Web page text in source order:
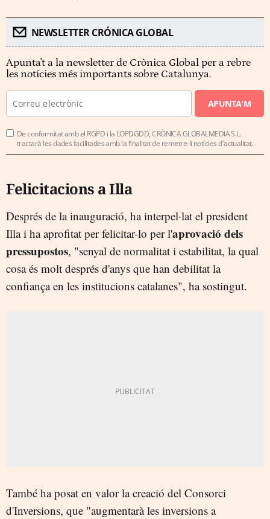
NEWSLETTER CRÓNICA GLOBAL
Apunta't a la newsletter de Crònica Global per a rebre
les notícies més importants sobre Catalunya.
APUNTA'M
De conformitat amb el RGPD i la LOPDGDD, CRÒNICA GLOBALMEDIA S.L.
tractarà les dades facilitades amb la finalitat de remetre-li notícies d'actualitat.
Felicitacions a Illa
Després de la inauguració, ha interpel·lat el president
Illa i ha aprofitat per felicitar-lo per l'aprovació dels
pressupostos, "senyal de normalitat i estabilitat, la qual
cosa és molt després d'anys que han debilitat la
confiança en les institucions catalanes", ha sostingut.
També ha posat en valor la creació del Consorci
d'Inversions, que "augmentarà les inversions a